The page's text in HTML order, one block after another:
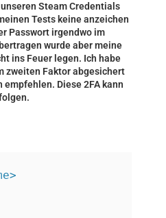
Steam Credentials
Tests keine anzeichen
Passwort irgendwo im
wurde aber meine
ins Feuer legen. Ich habe
zweiten Faktor abgesichert
empfehlen. Diese 2FA kann